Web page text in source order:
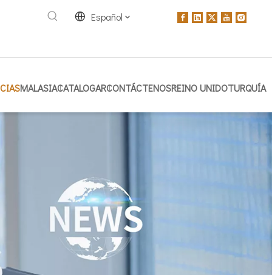
Español
MALASIACATALOGARCONTÁCTENOSREINO UNIDOTURQUÍA